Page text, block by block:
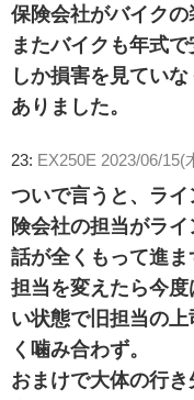
保険会社がバイクの
またバイクも年式
しか損害を見てい
ありました。
23: EX250E 2023/06/15(
ついで言うと、ラ
険会社の担当がラ
話が全くもって進ま
担当を変えたら今
い状態で旧担当の
く噛み合わず。
おまけで大体の行